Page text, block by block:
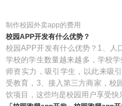
制作校园外卖app的费用
校园APP开发有什么优势？
校园APP开发有什么优势？1、人
学校的学生数量越来越多，学校
师资实力，吸引学生，以此来吸
受教育，3、接入第三方商家，校
饮项目，这些均是校园用户享受快